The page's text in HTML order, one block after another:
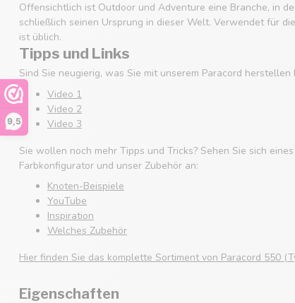
9,5
Offensichtlich ist Outdoor und Adventure eine Branche, in
schließlich seinen Ursprung in dieser Welt. Verwendet für
ist üblich.
Tipps und Links
Sind Sie neugierig, was Sie mit unserem Paracord
Video 1
Video 2
Video 3
Sie wollen noch mehr Tipps und Tricks? Sehen Sie sich
Farbkonfigurator und unser Zubehör an:
Knoten-Beispiele
YouTube
Inspiration
Welches Zubehör
Hier finden Sie das komplette Sortiment von Paracord 550
Eigenschaften